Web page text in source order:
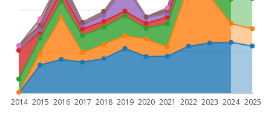
2014 2015 2016 2017 2018 2019 2020 2021 2022 2023 2024 2025